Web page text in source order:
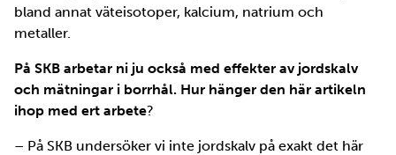
bland annat väteisotoper, kalcium, natrium och
metaller.
På SKB arbetar ni ju också med effekter av jordskalv
och mätningar i borrhål. Hur hänger den här artikeln
ihop med ert arbete?
– På SKB undersöker vi inte jordskalv på exakt det här